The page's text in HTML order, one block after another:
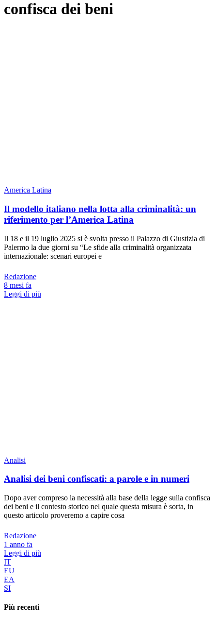
confisca dei beni
America Latina
Il modello italiano nella lotta alla criminalità: un
riferimento per l’America Latina
Il 18 e il 19 luglio 2025 si è svolta presso il Palazzo di Giustizia di
Palermo la due giorni su “Le sfide alla criminalità organizzata
internazionale: scenari europei e
Redazione
8 mesi fa
Leggi di più
Analisi
Analisi dei beni confiscati: a parole e in numeri
Dopo aver compreso la necessità alla base della legge sulla confisca
dei beni e il contesto storico nel quale questa misura è sorta, in
questo articolo proveremo a capire cosa
Redazione
1 anno fa
Leggi di più
IT
EU
EA
SI
Più recenti